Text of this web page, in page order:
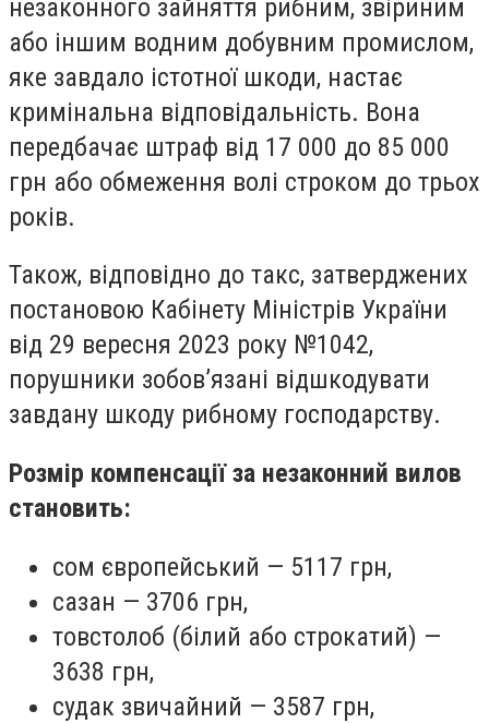
незаконного зайняття рибним, звіриним
або іншим водним добувним промислом,
яке завдало істотної шкоди, настає
кримінальна відповідальність. Вона
передбачає штраф від 17 000 до 85 000
грн або обмеження волі строком до трьох
років.
Також, відповідно до такс, затверджених
постановою Кабінету Міністрів України
від 29 вересня 2023 року №1042,
порушники зобов’язані відшкодувати
завдану шкоду рибному господарству.
Розмір компенсації за незаконний вилов
становить:
сом європейський — 5117 грн,
сазан — 3706 грн,
товстолоб (білий або строкатий) —
3638 грн,
судак звичайний — 3587 грн,